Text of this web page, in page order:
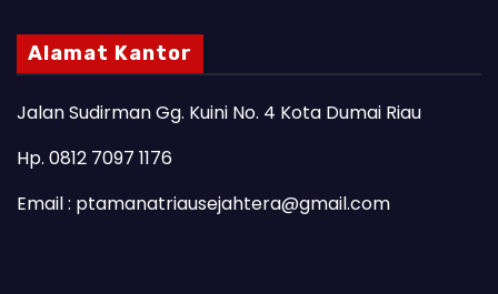
Alamat Kantor
Jalan Sudirman Gg. Kuini No. 4 Kota Dumai Riau
Hp. 0812 7097 1176
Email : ptamanatriausejahtera@gmail.com